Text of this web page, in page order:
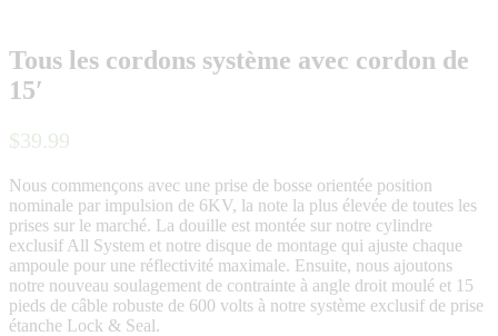
Tous les cordons système avec cordon de
15′
$39.99
Nous commençons avec une prise de bosse orientée position
nominale par impulsion de 6KV, la note la plus élevée de toutes les
prises sur le marché. La douille est montée sur notre cylindre
exclusif All System et notre disque de montage qui ajuste chaque
ampoule pour une réflectivité maximale. Ensuite, nous ajoutons
notre nouveau soulagement de contrainte à angle droit moulé et 15
pieds de câble robuste de 600 volts à notre système exclusif de prise
étanche Lock & Seal.